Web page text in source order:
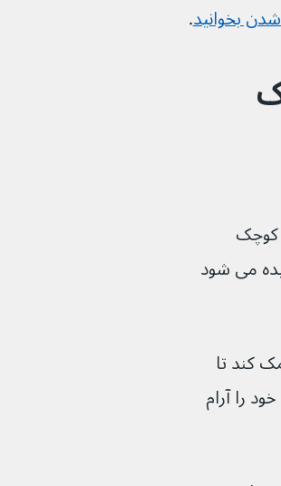
بخوانید.
یک
کوچک
می شود
کند تا
را آرام